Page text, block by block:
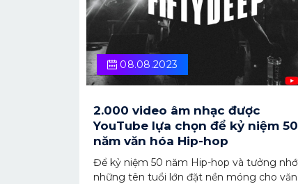
08.08.2023
2.000 video âm nhạc được
YouTube lựa chọn để kỷ niệm 50
năm văn hóa Hip-hop
Để kỷ niệm 50 năm Hip-hop và tưởng nhớ
những tên tuổi lớn đặt nền móng cho văn